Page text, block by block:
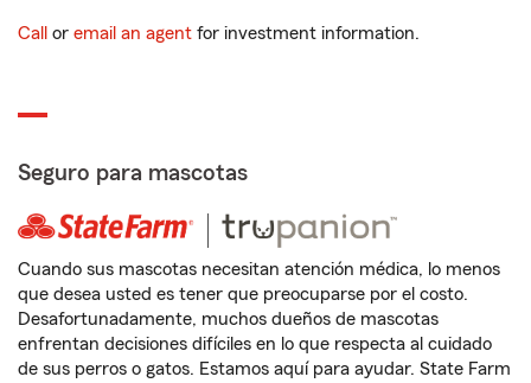
Call or email an agent for investment information.
Seguro para mascotas
Cuando sus mascotas necesitan atención médica, lo menos
que desea usted es tener que preocuparse por el costo.
Desafortunadamente, muchos dueños de mascotas
enfrentan decisiones difíciles en lo que respecta al cuidado
de sus perros o gatos. Estamos aquí para ayudar. State Farm